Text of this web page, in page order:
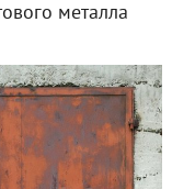
металла